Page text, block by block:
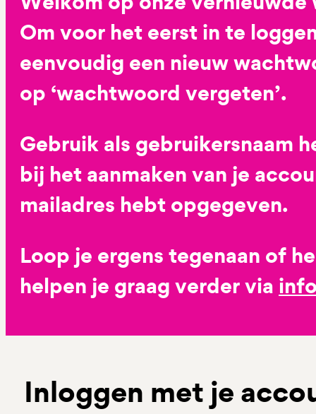
Om voor het eerst in te
eenvoudig een nieuw
op ‘wachtwoord vergeten’.
Gebruik als gebruikersnaam
bij het aanmaken van je
mailadres hebt opgegeven.
Loop je ergens tegenaan of
helpen je graag verder via
Inloggen met je